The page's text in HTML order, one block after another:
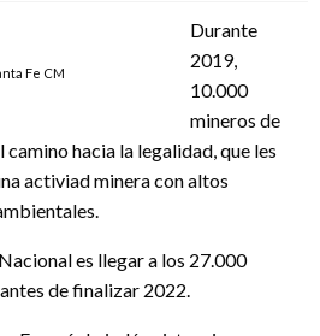
Fe CM
Durante
2019,
10.000
mineros de
hacia la legalidad, que les
activiad minera con altos
es llegar a los 27.000
de finalizar 2022.